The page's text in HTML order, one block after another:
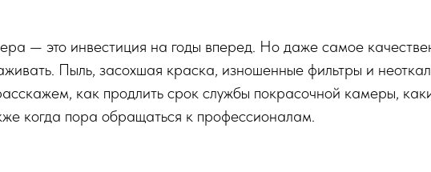
— это инвестиция на годы вперед. Но даже самое
Пыль, засохшая краска, изношенные фильтры и
как продлить срок службы покрасочной камеры,
когда пора обращаться к профессионалам.